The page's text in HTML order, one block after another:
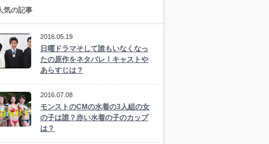
気の記事
2016.05.19
日曜ドラマそして誰もいなくなっ
たの原作をネタバレ！キャストや
あらすじは？
2016.07.08
モンストのCMの水着の3人組の女
の子は誰？赤い水着の子のカップ
は？